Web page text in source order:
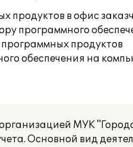
продуктов в офис
программного
продуктов
обеспечения на
МУК
Основной вид